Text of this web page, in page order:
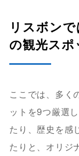
リスボン
の観光ス
ここでは、多く
ットを9つ厳選
たり、歴史を感
たりと、オリジ